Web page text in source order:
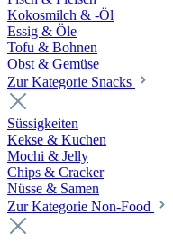
Kokosmilch & -Öl
Essig & Öle
Tofu & Bohnen
Obst & Gemüse
Zur Kategorie Snacks
Süssigkeiten
Kekse & Kuchen
Mochi & Jelly
Chips & Cracker
Nüsse & Samen
Zur Kategorie Non-Food